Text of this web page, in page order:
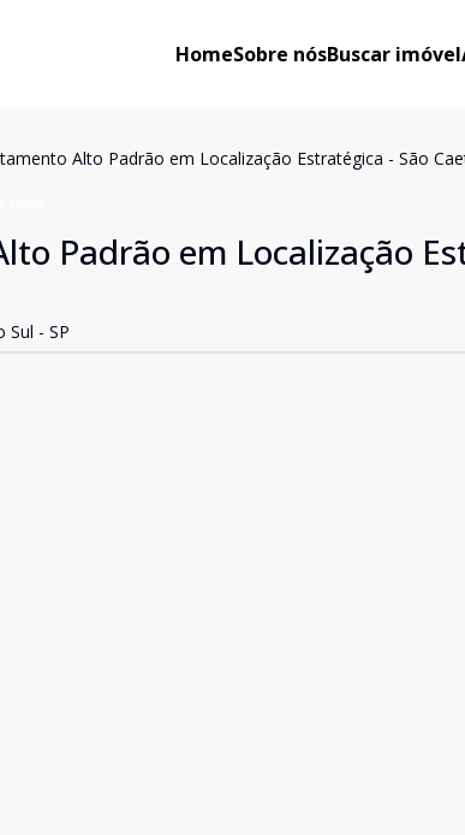
HomeSobre nósBuscar imóvel
Alto Padrão em Localização Estratégica - São
Padrão em Localização
Sul - SP